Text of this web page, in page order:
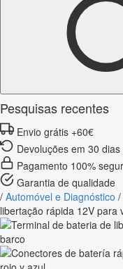
Pesquisas recentes
Envio grátis +60€
Devoluções em 30 dias
Pagamento 100%
Garantia de qualidade
/ Automóvel e Diagnóstico /
libertação rápida 12V para